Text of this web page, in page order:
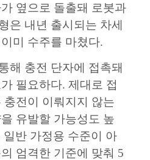
옆으로 돌출돼 로봇과
은 내년 출시되는 차세
미 수주를 마쳤다.
해 충전 단자에 접촉돼
필요하다. 제대로 접
전이 이뤄지지 않는
유발할 가능성도 높
반 가정용 수준이 아
엄격한 기준에 맞춰 5